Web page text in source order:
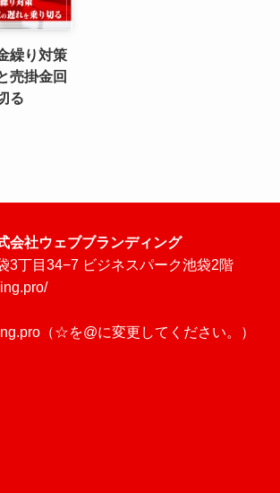
繰り対策
売掛金回
る
会社ウェブブランディング
3丁目34−7 ビジネスパーク池袋2階
（☆を@に変更してください。）